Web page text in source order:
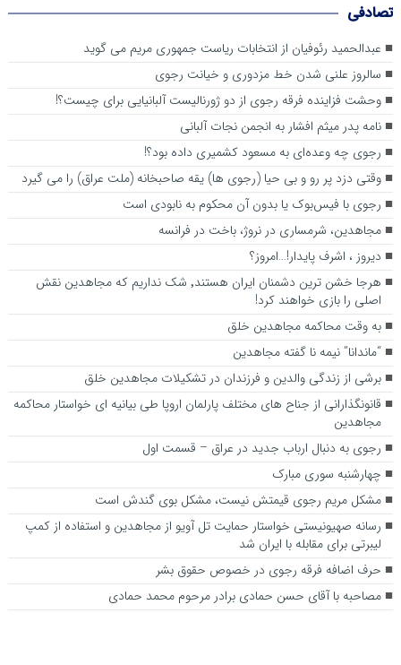
تصادفی
عبدالحمید رئوفیان از انتخابات ریاست جمهوری مریم می گوید
سالروز علنی شدن خط مزدوری و خیانت رجوی
وحشت فزاینده فرقه رجوی از دو ژورنالیست آلبانیایی برای چیست؟!
نامه پدر میثم افشار به انجمن نجات آلبانی
رجوی چه وعده‌ای به مسعود کشمیری داده بود؟!
وقتی دزد پر رو و بی حیا (رجوی ها) یقه صاحبخانه (ملت عراق) را می گیرد
رجوی با فیس‌بوک یا بدون آن محکوم به نابودی است
مجاهدین، شرم‎ساری در نروژ، باخت در فرانسه
ديروز ، اشرف پايدار!…امروز؟
هرجا خشن ترین دشمنان ایران هستند٬ شک نداریم که مجاهدین نقش
اصلی را بازی خواهند کرد!
به وقت محاکمه مجاهدین خلق
“ماندانا” نیمه نا گفته مجاهدین
برشی از زندگی والدین و فرزندان در تشکیلات مجاهدین خلق
قانونگذارانی از جناح های مختلف پارلمان اروپا طی بیانیه ای خواستار محاکمه
مجاهدین
رجوی به دنبال ارباب جدید در عراق – قسمت اول
چهارشنبه سوری مبارک
مشکل مریم رجوی قیمتش نیست، مشکل بوی گندش است
رسانه صهیونیستی خواستار حمایت تل آویو از مجاهدین و استفاده از کمپ
لیبرتی برای مقابله با ایران شد
حرف اضافه فرقه رجوی در خصوص حقوق بشر
مصاحبه با آقای حسن حمادی برادر مرحوم محمد حمادی